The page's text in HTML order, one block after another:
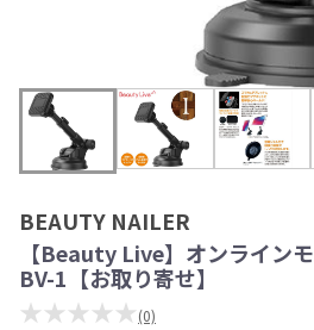
BEAUTY NAILER
【Beauty Live】オンライン
BV-1【お取り寄せ】
★★★★★ (0)